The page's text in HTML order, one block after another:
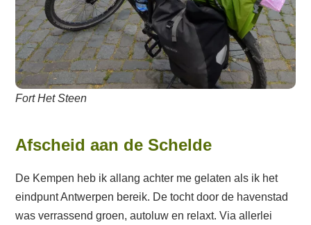
Fort Het Steen
Afscheid aan de Schelde
De Kempen heb ik allang achter me gelaten als ik het
eindpunt Antwerpen bereik. De tocht door de havenstad
was verrassend groen, autoluw en relaxt. Via allerlei